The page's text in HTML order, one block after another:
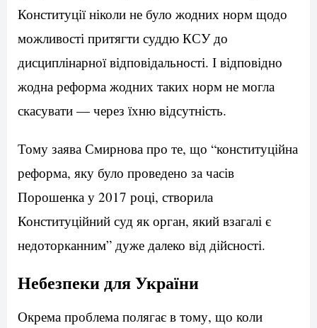
Конституції ніколи не було жодних норм щодо
можливості притягти суддю КСУ до
дисциплінарної відповідальності. І відповідно
жодна реформа жодних таких норм не могла
скасувати — через їхню відсутність.
Тому заява Смирнова про те, що “конституційна
реформа, яку було проведено за часів
Порошенка у 2017 році, створила
Конституційний суд як орган, який взагалі є
недоторканним” дуже далеко від дійсності.
Небезпеки для України
Окрема проблема полягає в тому, що коли